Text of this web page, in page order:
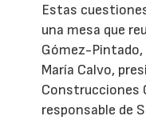
Estas
una mesa que
Gómez-Pintado,
María Calvo,
Construcciones
responsable de